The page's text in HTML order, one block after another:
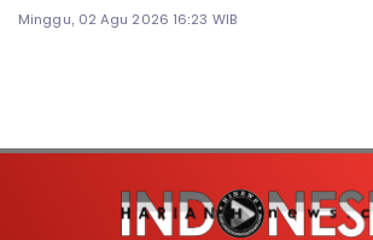
Minggu, 02 Agu 2026 16:23 WIB